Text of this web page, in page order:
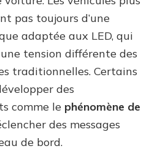
pas toujours d’une
adaptée aux LED, qui
tension différente des
traditionnelles. Certains
des
comme le phénomène de
des messages
de bord.